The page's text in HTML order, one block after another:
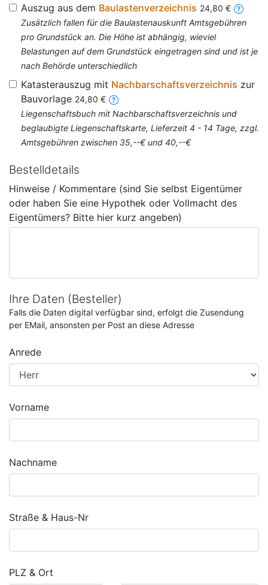
Auszug aus dem Baulastenverzeichnis 24,80 €
Zusätzlich fallen für die Baulastenauskunft Amtsgebühren
pro Grundstück an. Die Höhe ist abhängig, wieviel
Belastungen auf dem Grundstück eingetragen sind und ist je
nach Behörde unterschiedlich
Katasterauszug mit Nachbarschaftsverzeichnis zur
Bauvorlage 24,80 €
Liegenschaftsbuch mit Nachbarschaftsverzeichnis und
beglaubigte Liegenschaftskarte, Lieferzeit 4 - 14 Tage, zzgl.
Amtsgebühren zwischen 35,--€ und 40,--€
Bestelldetails
Hinweise / Kommentare (sind Sie selbst Eigentümer
oder haben Sie eine Hypothek oder Vollmacht des
Eigentümers? Bitte hier kurz angeben)
Ihre Daten (Besteller)
Falls die Daten digital verfügbar sind, erfolgt die Zusendung
per EMail, ansonsten per Post an diese Adresse
Anrede
Vorname
Nachname
Straße & Haus-Nr
PLZ & Ort